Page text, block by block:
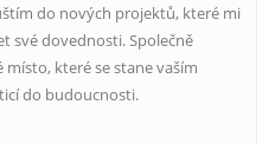
do nových projektů, které mi
své dovednosti. Společně
které se stane vaším
do budoucnosti.